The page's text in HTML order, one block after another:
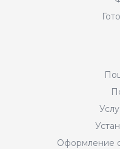
Оформление